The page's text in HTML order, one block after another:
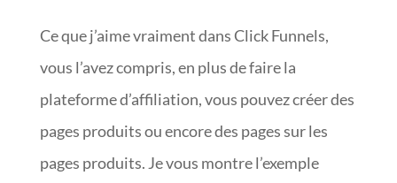
Ce que j’aime vraiment dans Click Funnels,
vous l’avez compris, en plus de faire la
plateforme d’affiliation, vous pouvez créer des
pages produits ou encore des pages sur les
pages produits. Je vous montre l’exemple